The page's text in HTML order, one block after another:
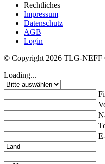
Rechtliches
Impressum
Datenschutz
AGB
Login
© Copyright 2026 TLG-NEFF
Loading...